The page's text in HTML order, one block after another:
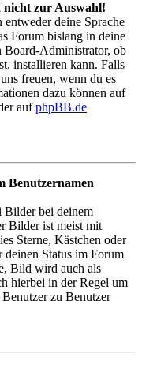
nicht zur Auswahl!
deine Sprache
Forum bislang in deine
Board-Administrator, ob
installieren kann. Falls
freuen, wenn du es
dazu können auf
aufphpBB.de
Benutzernamen
Bilder bei deinem
Bilder ist meist mit
Sterne, Kästchen oder
deinen Status im Forum
Bild wird auch als
hierbei in der Regel um
zu Benutzer